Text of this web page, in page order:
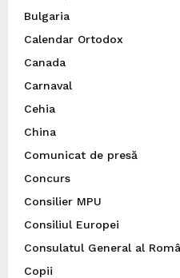
Bulgaria
Calendar Ortodox
Canada
Carnaval
Cehia
China
Comunicat de presă
Concurs
Consilier MPU
Consiliul Europei
Consulatul General al
Copii